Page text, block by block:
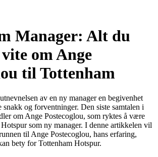
Manager: Alt du
om Ange
til Tottenham
av en ny manager en begivenhet
snakk og forventninger. Den siste samtalen i
om Ange Postecoglou, som ryktes å være
som ny manager. I denne artikkelen vil
til Ange Postecoglou, hans erfaring,
bety for Tottenham Hotspur.